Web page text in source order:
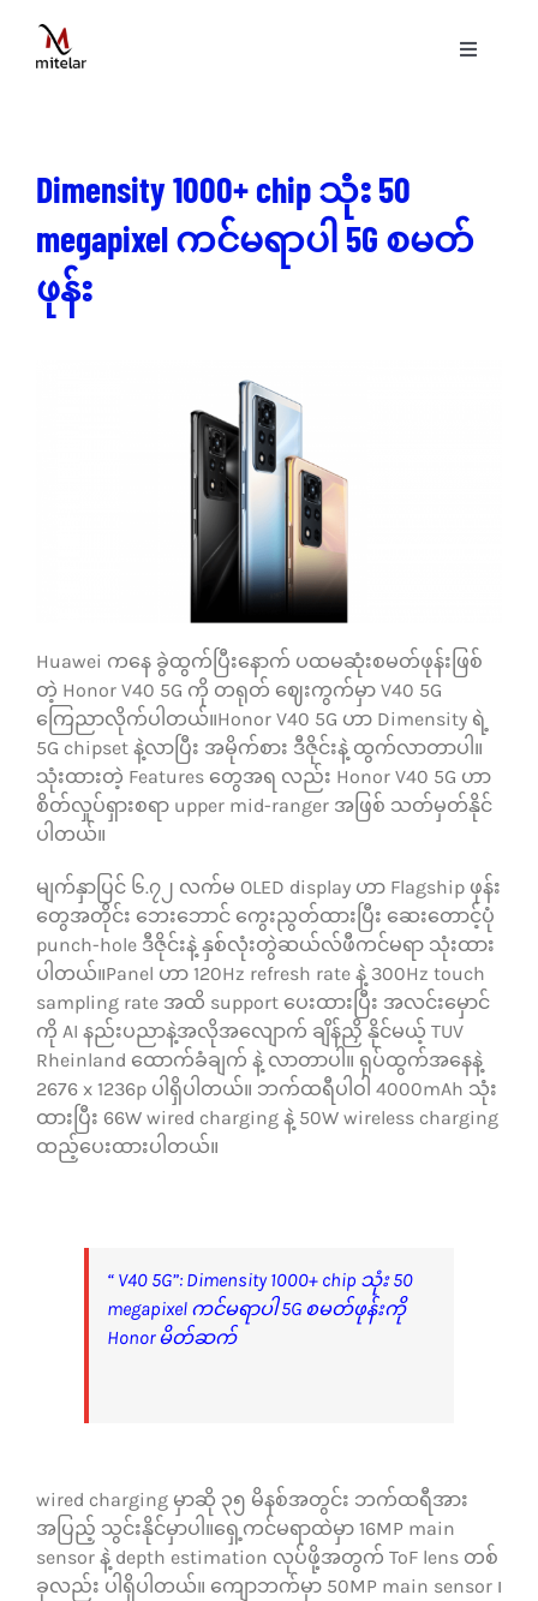
content
Toggle
နည်းပညာ
ဝန်ဆောင်မှုများ
ဆက်သွယ်ရန်
Dimensity 1000+ chip သုံး 50
megapixel ကင်မရာပါ 5G စမတ်
ဖုန်း
Huawei ကနေ ခွဲထွက်ပြီးနောက် ပထမဆုံးစမတ်ဖုန်းဖြစ်
တဲ့ Honor V40 5G ကို တရုတ် ဈေးကွက်မှာ V40 5G
ကြေညာလိုက်ပါတယ်။Honor V40 5G ဟာ Dimensity ရဲ့
5G chipset နဲ့လာပြီး အမိုက်စား ဒီဇိုင်းနဲ့ ထွက်လာတာပါ။
သုံးထားတဲ့ Features တွေအရ လည်း Honor V40 5G ဟာ
စိတ်လှုပ်ရှားစရာ upper mid-ranger အဖြစ် သတ်မှတ်နိုင်
ပါတယ်။
မျက်နှာပြင် ၆.၇၂ လက်မ OLED display ဟာ Flagship ဖုန်း
တွေအတိုင်း ဘေးဘောင် ကွေးညွတ်ထားပြီး ဆေးတောင့်ပုံ
punch-hole ဒီဇိုင်းနဲ့ နှစ်လုံးတွဲဆယ်လ်ဖီကင်မရာ သုံးထား
ပါတယ်။Panel ဟာ 120Hz refresh rate နဲ့ 300Hz touch
sampling rate အထိ support ပေးထားပြီး အလင်းမှောင်
ကို AI နည်းပညာနဲ့အလိုအလျောက် ချိန်ညှိ နိုင်မယ့် TUV
Rheinland ထောက်ခံချက် နဲ့ လာတာပါ။ ရုပ်ထွက်အနေနဲ့
2676 x 1236p ပါရှိပါတယ်။ ဘက်ထရီပါဝါ 4000mAh သုံး
ထားပြီး 66W wired charging နဲ့ 50W wireless charging
ထည့်ပေးထားပါတယ်။
“ V40 5G”: Dimensity 1000+ chip သုံး 50
megapixel ကင်မရာပါ 5G စမတ်ဖုန်းကို
Honor မိတ်ဆက်
wired charging မှာဆို ၃၅ မိနစ်အတွင်း ဘက်ထရီအား
အပြည့် သွင်းနိုင်မှာပါ။ရှေ့ကင်မရာထဲမှာ 16MP main
sensor နဲ့ depth estimation လုပ်ဖို့အတွက် ToF lens တစ်
ခုလည်း ပါရှိပါတယ်။ ကျောဘက်မှာ 50MP main sensor ၊